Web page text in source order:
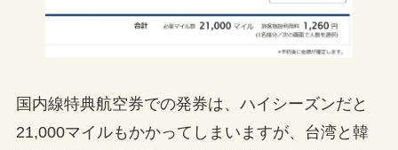
国内線特典航空券での発券は、ハイシーズンだと
21,000マイルもかかってしまいますが、台湾と韓